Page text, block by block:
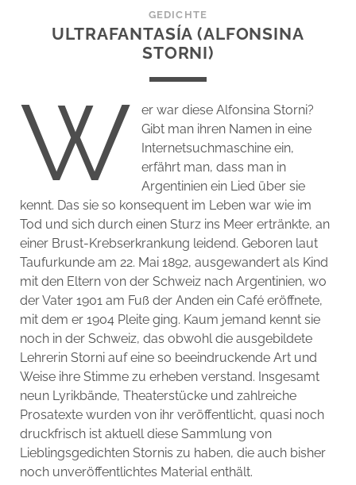
GEDICHTE
ULTRAFANTASÍA (ALFONSINA
STORNI)
W
er war diese Alfonsina Storni?
Gibt man ihren Namen in eine
Internetsuchmaschine ein,
erfährt man, dass man in
Argentinien ein Lied über sie
kennt. Das sie so konsequent im Leben war wie im
Tod und sich durch einen Sturz ins Meer ertränkte, an
einer Brust-Krebserkrankung leidend. Geboren laut
Taufurkunde am 22. Mai 1892, ausgewandert als Kind
mit den Eltern von der Schweiz nach Argentinien, wo
der Vater 1901 am Fuß der Anden ein Café eröffnete,
mit dem er 1904 Pleite ging. Kaum jemand kennt sie
noch in der Schweiz, das obwohl die ausgebildete
Lehrerin Storni auf eine so beeindruckende Art und
Weise ihre Stimme zu erheben verstand. Insgesamt
neun Lyrikbände, Theaterstücke und zahlreiche
Prosatexte wurden von ihr veröffentlicht, quasi noch
druckfrisch ist aktuell diese Sammlung von
Lieblingsgedichten Stornis zu haben, die auch bisher
noch unveröffentlichtes Material enthält.